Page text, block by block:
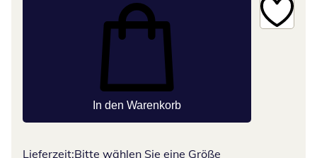
In den Warenkorb
Lieferzeit:Bitte wählen Sie eine Größe